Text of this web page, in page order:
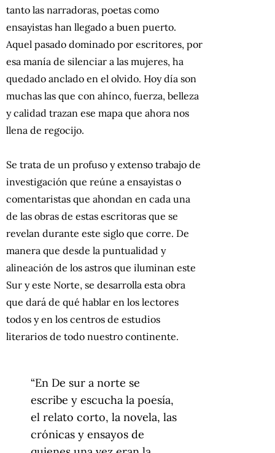
tanto las narradoras, poetas como
ensayistas han llegado a buen puerto.
Aquel pasado dominado por escritores, por
esa manía de silenciar a las mujeres, ha
quedado anclado en el olvido. Hoy día son
muchas las que con ahínco, fuerza, belleza
y calidad trazan ese mapa que ahora nos
llena de regocijo.
Se trata de un profuso y extenso trabajo de
investigación que reúne a ensayistas o
comentaristas que ahondan en cada una
de las obras de estas escritoras que se
revelan durante este siglo que corre. De
manera que desde la puntualidad y
alineación de los astros que iluminan este
Sur y este Norte, se desarrolla esta obra
que dará de qué hablar en los lectores
todos y en los centros de estudios
literarios de todo nuestro continente.
“En De sur a norte se
escribe y escucha la poesía,
el relato corto, la novela, las
crónicas y ensayos de